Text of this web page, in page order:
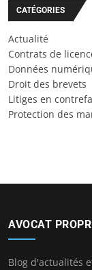
CATÉGORIES
Actualité
Contrats de
Données
Droit des brevets
Litiges en
Protection des
AVOCAT
Blog d'actualités